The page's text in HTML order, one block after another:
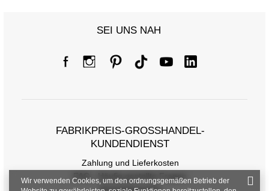
SEI UNS NAH
FABRIKPREIS-GROSSHANDEL-K
UNDENDIENST
Zahlung und Lieferkosten
FAQ - Häufig gestellte Fragen
Wir verwenden Cookies, um den ordnungsgemäßen Betrieb der